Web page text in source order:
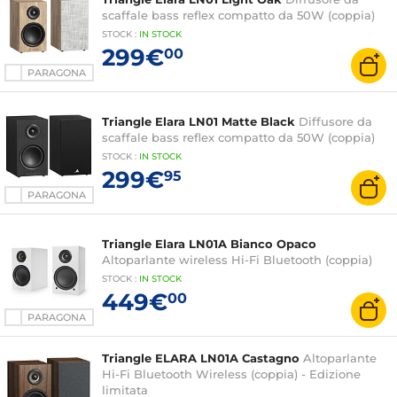
PARAGONA
scaffale bass reflex compatto da 50W (coppia)
STOCK : IN STOCK
299€00
PARAGONA
Triangle Elara LN01 Matte Black Diffusore da
scaffale bass reflex compatto da 50W (coppia)
STOCK : IN STOCK
299€95
PARAGONA
Triangle Elara LN01A Bianco Opaco
Altoparlante wireless Hi-Fi Bluetooth (coppia)
STOCK : IN STOCK
449€00
Triangle ELARA LN01A Castagno Altoparlante
Hi-Fi Bluetooth Wireless (coppia) - Edizione
limitata